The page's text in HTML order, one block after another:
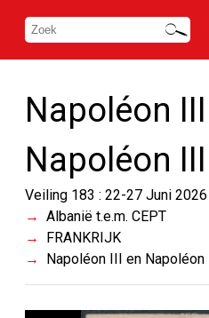
Napoléon
Napoléon
Veiling 183 : 22-27 Juni 2026
Albanië t.e.m. CEPT
FRANKRIJK
Napoléon III en Napoléon